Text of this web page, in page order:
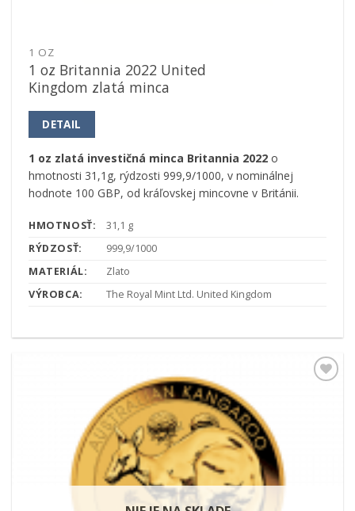
1 OZ
1 oz Britannia 2022 United
Kingdom zlatá minca
DETAIL
1 oz zlatá investičná minca Britannia 2022o
hmotnosti 31,1g, rýdzosti 999,9/1000, v nominálnej
hodnote 100 GBP, od kráľovskej mincovne v Británii.
HMOTNOSŤ:
31,1 g
RÝDZOSŤ:
999,9/1000
MATERIÁL:
Zlato
VÝROBCA:
The Royal Mint Ltd. United Kingdom